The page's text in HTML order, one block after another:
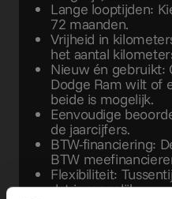
Lange looptijden:
72 maanden.
Vrijheid in
het aantal
Nieuw én gebruikt:
Dodge Ram wilt of
beide is mogelijk.
Eenvoudige
de jaarcijfers.
BTW-financiering:
BTW
Flexibiliteit:
dat is mogelijk.